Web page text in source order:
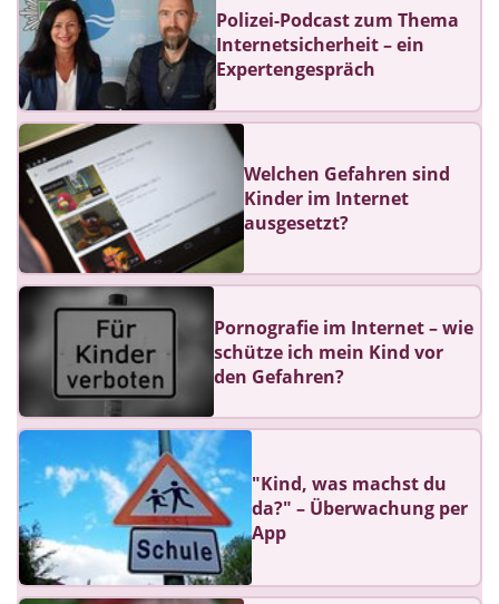
Polizei-Podcast zum Thema
Internetsicherheit – ein
Expertengespräch
Welchen Gefahren sind
Kinder im Internet
ausgesetzt?
Pornografie im Internet – wie
schütze ich mein Kind vor
den Gefahren?
"Kind, was machst du
da?" – Überwachung per
App